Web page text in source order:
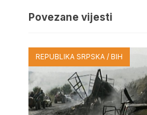
Povezane vijesti
REPUBLIKA SRPSKA / BIH